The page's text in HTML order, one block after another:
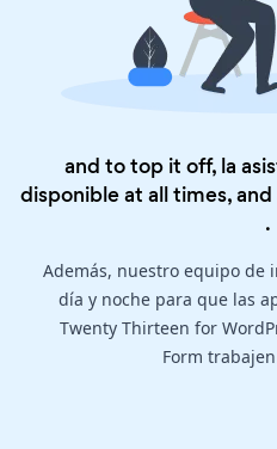
and to top it off, la
disponible at all times, and
.
Además, nuestro equipo de
día y noche para que las
Twenty Thirteen for
Form